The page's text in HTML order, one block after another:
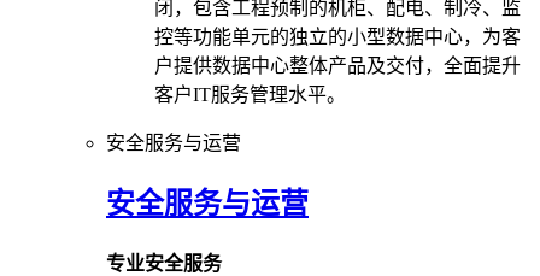
闭，包含工程预制的机柜、配电、制冷、监
控等功能单元的独立的小型数据中心，为客
户提供数据中心整体产品及交付，全面提升
客户IT服务管理水平。
安全服务与运营
安全服务与运营
专业安全服务